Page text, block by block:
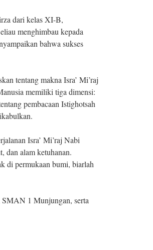
dari kelas XI-B,
menghimbau kepada
bahwa sukses
tentang makna Isra’ Mi’raj
memiliki tiga dimensi:
pembacaan Istighotsah
Isra’ Mi’raj Nabi
dan alam ketuhanan.
di permukaan bumi, biarlah
SMAN 1 Munjungan, serta